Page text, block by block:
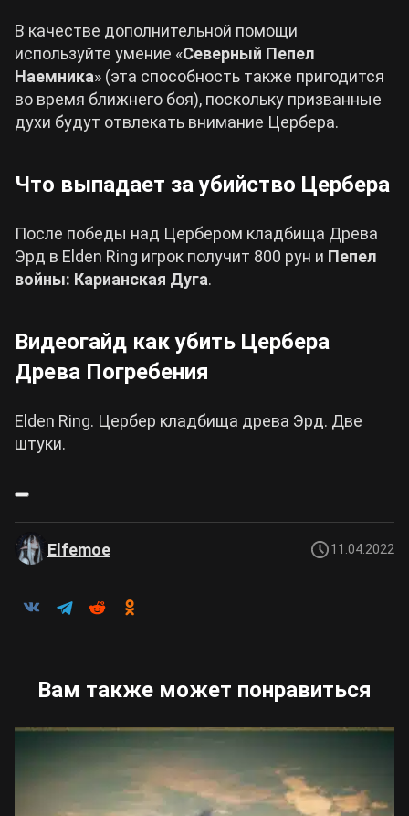
В качестве дополнительной помощи
используйте умение «Северный Пепел
Наемника» (эта способность также пригодится
во время ближнего боя), поскольку призванные
духи будут отвлекать внимание Цербера.
Что выпадает за убийство Цербера
После победы над Цербером кладбища Древа
Эрд в Elden Ring игрок получит 800 рун и Пепел
войны: Карианская Дуга.
Видеогайд как убить Цербера
Древа Погребения
Elden Ring. Цербер кладбища древа Эрд. Две
штуки.
Elfemoe 11.04.2022
Вам также может понравиться